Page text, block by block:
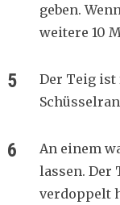
geben.
weitere 10
Der Teig
An einem
lassen. Der
verdoppelt